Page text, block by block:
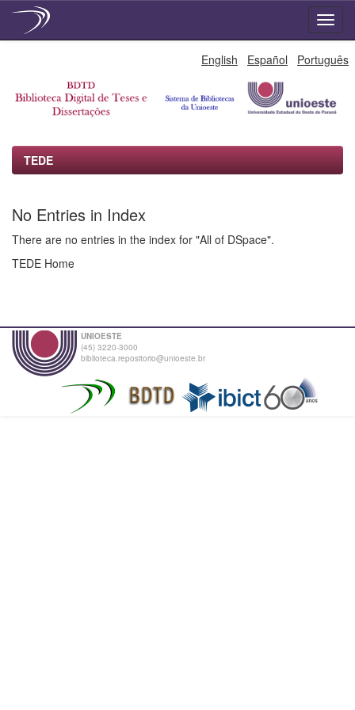
English Español Português
TEDE
No Entries in Index
There are no entries in the index for "All of DSpace".
TEDE Home
UNIOESTE
(45) 3220-3000
biblioteca.repositorio@unioeste.br